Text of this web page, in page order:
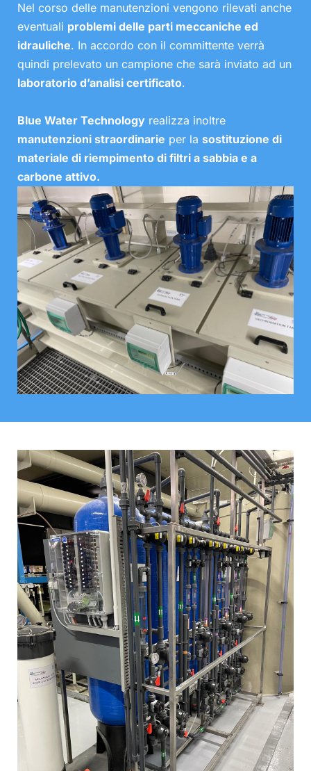
Nel corso delle manutenzioni vengono rilevati anche
eventuali problemi delle parti meccaniche ed
idrauliche. In accordo con il committente verrà
quindi prelevato un campione che sarà inviato ad un
laboratorio d’analisi certificato.
Blue Water Technology realizza inoltre
manutenzioni straordinarie per la sostituzione di
materiale di riempimento di filtri a sabbia e a
carbone attivo.